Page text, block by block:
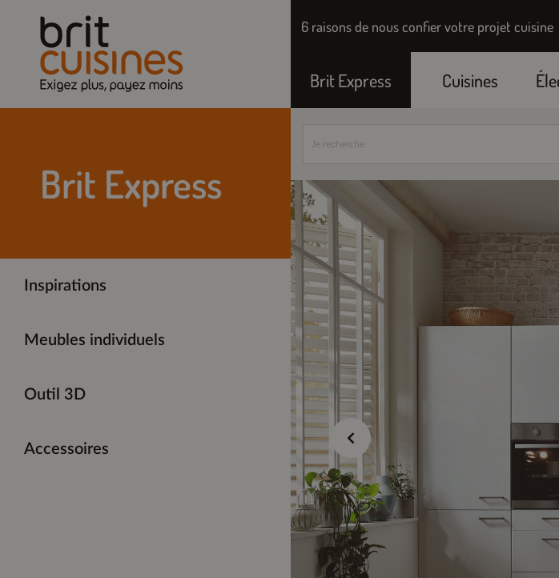
6 raisons de nous confier votre projet cuisine
Brit Express Cuisines
Brit Express
Inspirations
Meubles individuels
Outil 3D
Accessoires